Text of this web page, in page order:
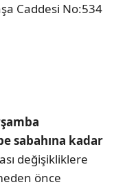
Caddesi No:534
sabahına kadar
değişikliklere
önce